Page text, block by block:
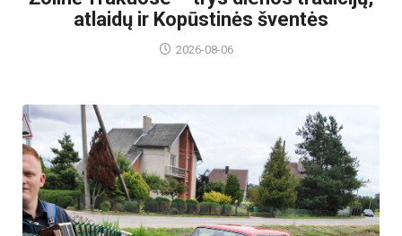
atlaidų ir Kopūstinės šventės
2026-08-06